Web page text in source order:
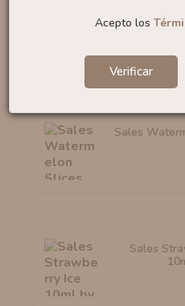
Acepto los
Verificar
Sales
Sales
Sales